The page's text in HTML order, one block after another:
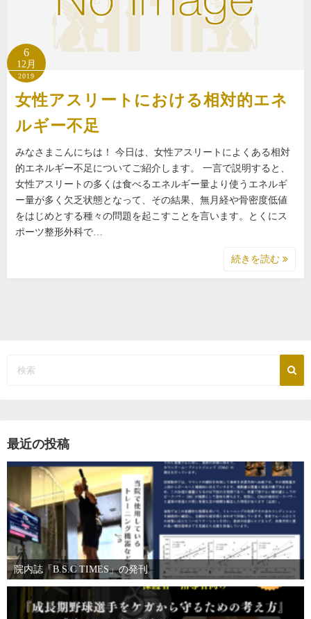
6
12月
2019
女性アスリートにおける相対的エネ
ルギー不足
みなさまこんにちは！ 今日は、女性アスリートによくある相対
的エネルギー不足についてご紹介します。 一言で説明すると、
女性アスリートの多くは食べるエネルギー量より使うエネルギ
ー量が多く欠乏状態となって、その結果、無月経や骨密度低値
をはじめとする種々の問題を起こすことを言います。とくにス
ポーツ整形外科で…
続きを読む
最近の投稿
院内誌「B.S.C TIMES」の発刊